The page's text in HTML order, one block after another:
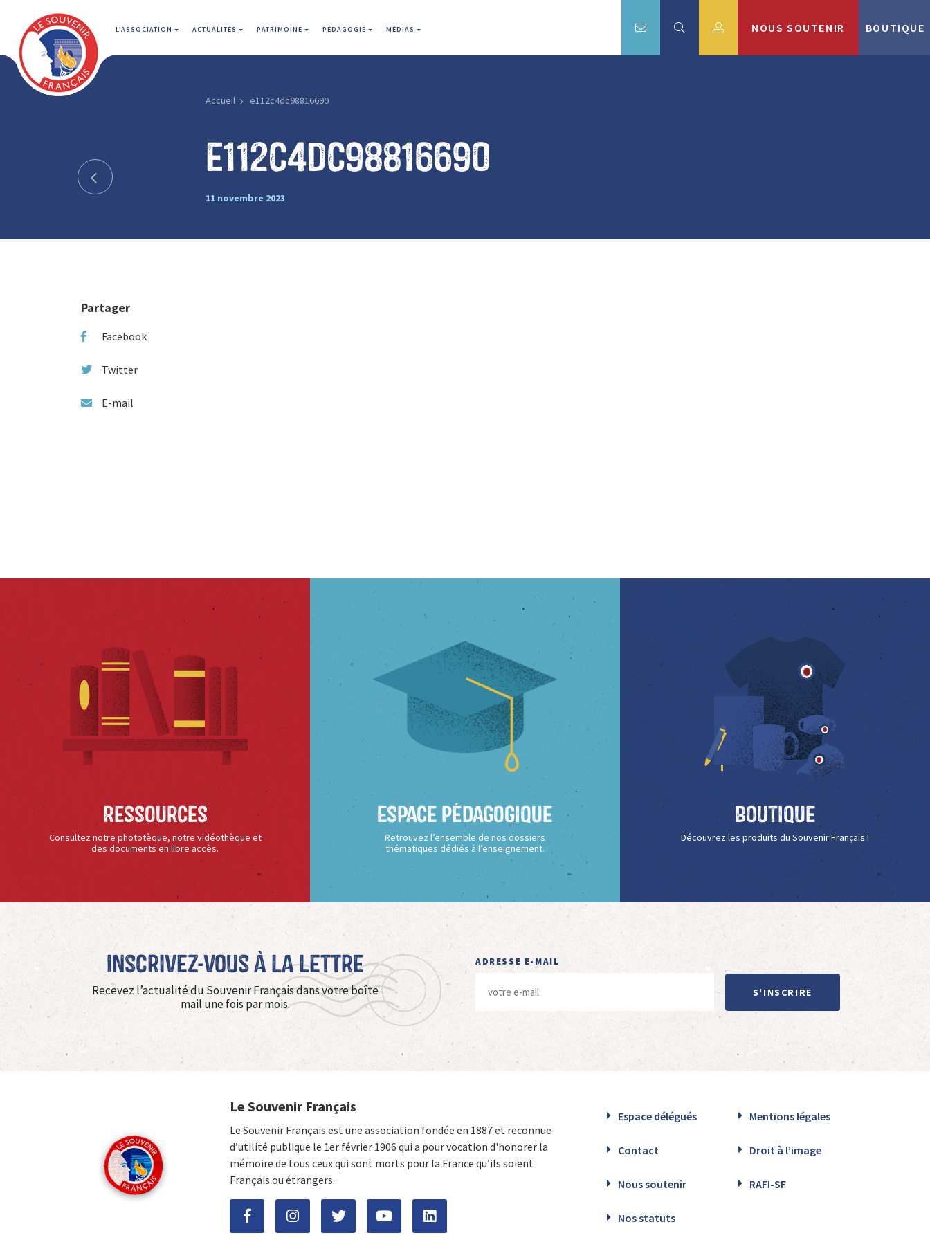
L'ASSOCIATION ACTUALITÉS PATRIMOINE PÉDAGOGIE MÉDIAS NOUS SOUTENIR BOUTIQUE
Accueil e112c4dc98816690
e112c4dc98816690
11 novembre 2023
Partager
Facebook
Twitter
E-mail
Ressources
Consultez notre phototèque, notre vidéothèque et
des documents en libre accès.
Espace Pédagogique
Retrouvez l’ensemble de nos dossiers
thématiques dédiés à l’enseignement.
Boutique
Découvrez les produits du Souvenir Français !
Inscrivez-vous à La Lettre
Recevez l’actualité du Souvenir Français dans votre boîte
mail une fois par mois.
ADRESSE E-MAIL
S'INSCRIRE
Le Souvenir Français
Le Souvenir Français est une association fondée en 1887 et reconnue
d’utilité publique le 1er février 1906 qui a pour vocation d'honorer la
mémoire de tous ceux qui sont morts pour la France qu’ils soient
Français ou étrangers.
Espace délégués Mentions légales
Contact Droit à l’image
Nous soutenir RAFI-SF
Nos statuts